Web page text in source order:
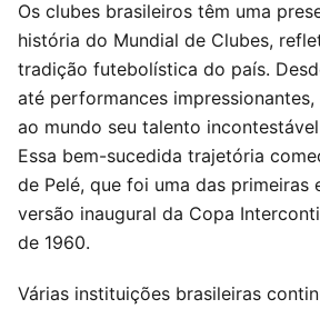
Os clubes brasileiros têm uma
história do Mundial de Clubes,
tradição futebolística do país.
até performances
ao mundo seu talento
Essa bem-sucedida trajetória
de Pelé, que foi uma das primeiras
versão inaugural da Copa
de 1960.
Várias instituições brasileiras